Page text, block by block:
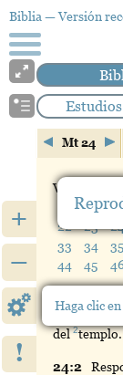
Biblia — Versión
+
–
!
Mt 24
Verso:
12 13
22
23
33
34 35
44
45
acercaron
del2templo.
24:2
Haga clic